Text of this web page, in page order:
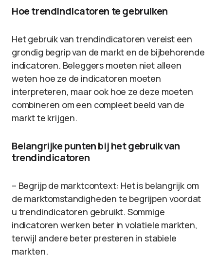
Hoe trendindicatoren te gebruiken
Het gebruik van trendindicatoren vereist een
grondig begrip van de markt en de bijbehorende
indicatoren. Beleggers moeten niet alleen
weten hoe ze de indicatoren moeten
interpreteren, maar ook hoe ze deze moeten
combineren om een compleet beeld van de
markt te krijgen.
Belangrijke punten bij het gebruik van
trendindicatoren
– Begrijp de marktcontext: Het is belangrijk om
de marktomstandigheden te begrijpen voordat
u trendindicatoren gebruikt. Sommige
indicatoren werken beter in volatiele markten,
terwijl andere beter presteren in stabiele
markten.